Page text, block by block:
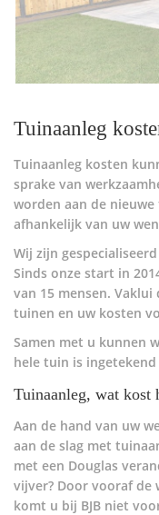
Tuinaanleg
Tuinaanleg kosten
sprake van
worden aan de
afhankelijk van uw
Wij zijn
Sinds onze start in
van 15 mensen.
tuinen en uw kosten
Samen met u kunnen
hele tuin is
Tuinaanleg, wat kost
Aan de hand van uw
aan de slag met
met een Douglas
vijver? Door vooraf de
komt u bij BJB niet